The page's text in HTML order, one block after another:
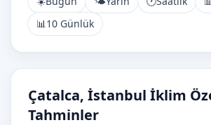
📊10 Günlük
Çatalca, İstanbul İklim
Tahminler